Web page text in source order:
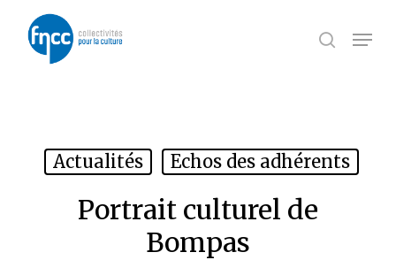
main
content
search
Menu
Actualités Echos des adhérents
Portrait culturel de
Bompas
Panneau de gestion des cookies